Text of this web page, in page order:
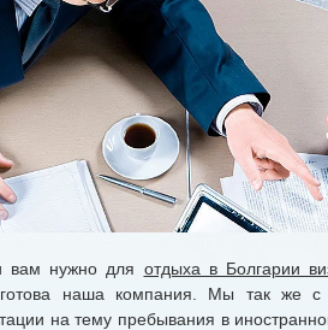
нужно для отдыха в Болгарии
готова наша компания. Мы так же с
на тему пребывания в